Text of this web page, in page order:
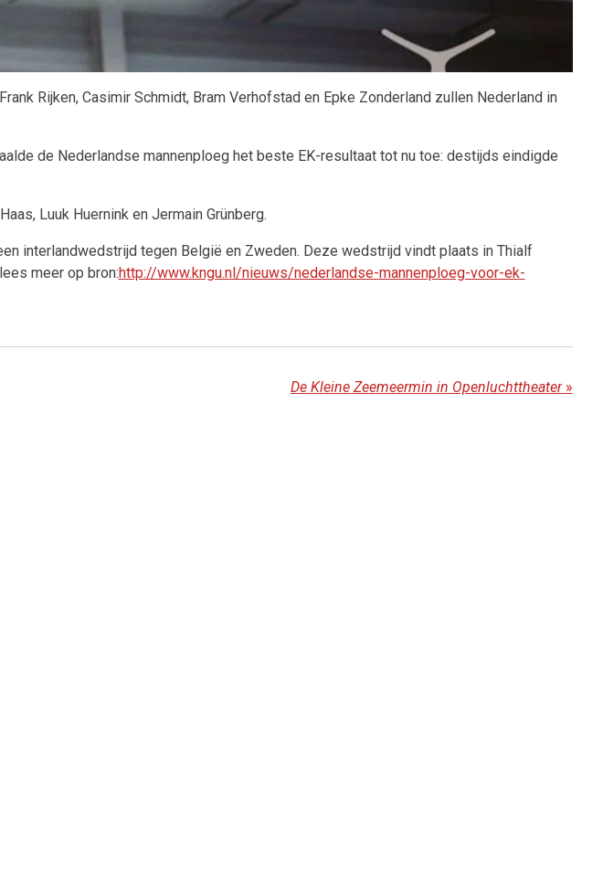
Rijken, Casimir Schmidt, Bram Verhofstad en Epke Zonderland zullen Nederland in
de Nederlandse mannenploeg het beste EK-resultaat tot nu toe: destijds eindigde
Luuk Huernink en Jermain Grünberg.
interlandwedstrijd tegen België en Zweden. Deze wedstrijd vindt plaats in Thialf
meer op bron:http://www.kngu.nl/nieuws/nederlandse-mannenploeg-voor-ek-
De Kleine Zeemeermin in Openluchttheater»